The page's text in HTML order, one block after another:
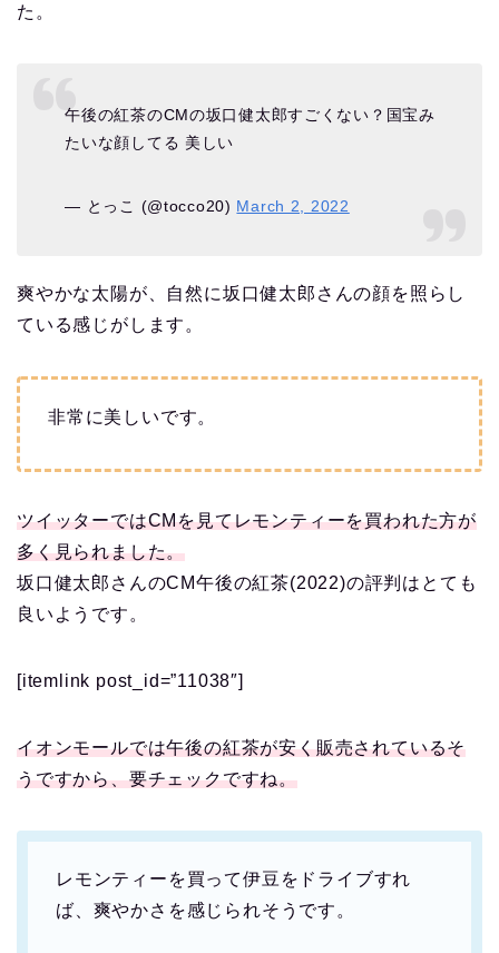
た。
午後の紅茶のCMの坂口健太郎すごくない？国宝み
たいな顔してる 美しい
— とっこ (@tocco20) March 2, 2022
爽やかな太陽が、自然に坂口健太郎さんの顔を照らし
ている感じがします。
非常に美しいです。
ツイッターではCMを見てレモンティーを買われた方が
多く見られました。
坂口健太郎さんのCM午後の紅茶(2022)の評判はとても
良いようです。
[itemlink post_id=”11038″]
イオンモールでは午後の紅茶が安く販売されているそ
うですから、要チェックですね。
レモンティーを買って伊豆をドライブすれ
ば、爽やかさを感じられそうです。